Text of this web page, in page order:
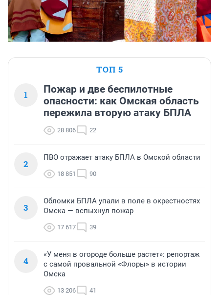
ТОП 5
1
Пожар и две беспилотные
опасности: как Омская область
пережила вторую атаку БПЛА
28 806 22
2
ПВО отражает атаку БПЛА в Омской области
18 851 90
3
Обломки БПЛА упали в поле в окрестностях
Омска — вспыхнул пожар
17 617 39
4
«У меня в огороде больше растет»: репортаж
с самой провальной «Флоры» в истории
Омска
13 206 41